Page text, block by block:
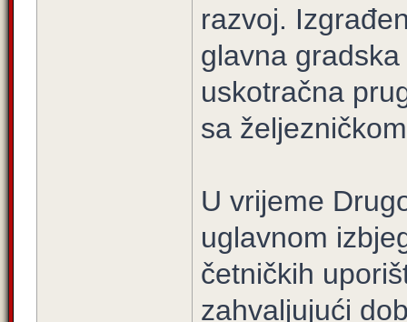
razvoj.
glavna
uskotračna
sa
U vrijeme
uglavnom
četničkih
zahvaljujući